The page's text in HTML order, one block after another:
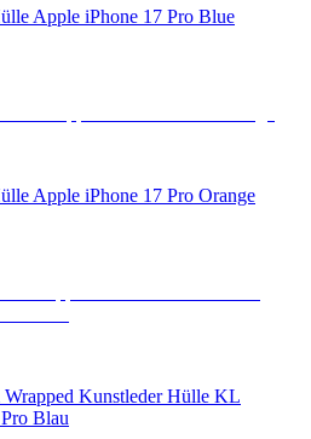
Apple iPhone 17 Pro Blue
Apple iPhone 17 Pro Orange
Kunstleder Hülle KL
Blau